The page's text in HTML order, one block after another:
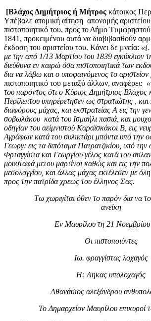
[Βλάχος Δημήτριος ή Μήτρος κάτοικος
Υπέβαλε ατομική αίτηση απονομής αριστείου
πιστοποιητικό του, προς το Δήμο
1841, προκειμένου αυτά να διαβιβασθούν
έκδοση του αριστείου του. Κάνει δε μνεία:
με την από 1/13 Μαρτίου του 1839 εγκύκλιον
διεύθυνα εν καιρώ όσα πιστοποιητικά των
δια να λάβω και ο υποφαινόμενος το
πιστοποιητικό του μεταξύ άλλων, αναφέρει:
του παρόντος ότι ο Κύριος Δημήτριος Βλάχος
Περίλεπτου υπηρέρετησεν ως στρατιώτης , και
διαφόρους μάχας, και εκστρατείας Α εις την
σοβωλάκου κατά του Ισμαήλι πασιά, και
οδηγίαν του αείμνιστού Καραϊσκάκοι Β, εις
Αγράφων κατά του συλικτάρι μπόντα υπό την
Γεωργ: εις τα διπόταμα Πατρατζικίου, υπό την
Φρταγγίστα και Γεωργίου γέλος κατά του
μουσταφά μετου μαρτίνοι καθώς και εις την
μεσολογγίου, και άλλας μάχας εκτέλεσεν με
προς την πατρίδα χρεως του έλληνος Σας.
Τω χωριγίται όθεν το παρόν δια να
ανείκη
Εν Μαυρίλου τη 21
Οι πιστοποιύντες
Ιω. φραγγίστας λοχαγός
Η: Ληκας υπολοχαγός
Αθανάσιος αλεξάνδρου
Το Δημαρχείον Μαυρίλου επικυροί